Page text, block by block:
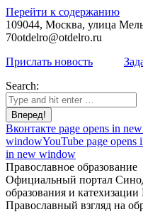
Перейти к содержанию
109044, Москва, улица
70otdelro@otdelro.ru
Прислать новость
Search:
Вконтакте page opens in
windowYouTube page
in new window
Православное образование
Официальный портал
образования и
Православный взгляд на